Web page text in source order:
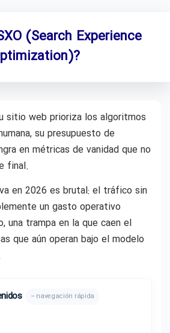
(Search Experience
sitio web prioriza los algoritmos
su presupuesto de
en métricas de vanidad que no
final.
en 2026 es brutal: el tráfico sin
un gasto operativo
una trampa en la que caen el
que aún operan bajo el modelo
– navegación rápida